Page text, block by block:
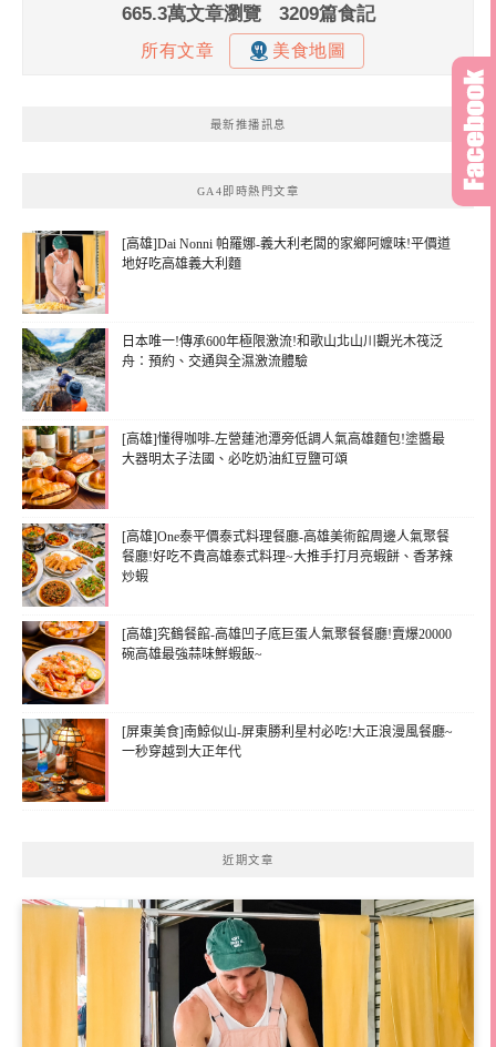
最新推播訊息
GA4即時熱門文章
[高雄]Dai Nonni 帕羅娜-義大利老闆的家鄉阿嬤味!平價道
地好吃高雄義大利麵
日本唯一!傳承600年極限激流!和歌山北山川觀光木筏泛
舟：預約、交通與全濕激流體驗
[高雄]懂得咖啡-左營蓮池潭旁低調人氣高雄麵包!塗醬最
大器明太子法國、必吃奶油紅豆鹽可頌
[高雄]One泰平價泰式料理餐廳-高雄美術館周邊人氣聚餐
餐廳!好吃不貴高雄泰式料理~大推手打月亮蝦餅、香茅辣
炒蝦
[高雄]究鶴餐館-高雄凹子底巨蛋人氣聚餐餐廳!賣爆20000
碗高雄最強蒜味鮮蝦飯~
[屏東美食]南鯨似山-屏東勝利星村必吃!大正浪漫風餐廳~
一秒穿越到大正年代
近期文章